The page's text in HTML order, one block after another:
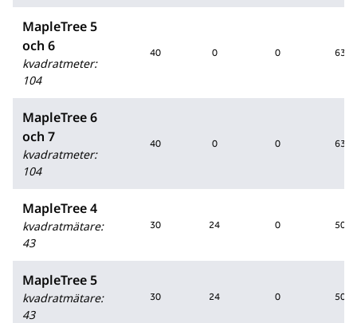
MapleTree 5
och 6
kvadratmeter:
104
40 0 0 63
MapleTree 6
och 7
kvadratmeter:
104
40 0 0 63
MapleTree 4
kvadratmätare:
43
30 24 0 50
MapleTree 5
kvadratmätare:
43
30 24 0 50